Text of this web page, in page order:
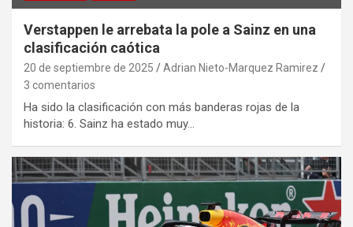
Verstappen le arrebata la pole a Sainz en una
clasificación caótica
20 de septiembre de 2025
Adrian Nieto-Marquez Ramirez
3 comentarios
Ha sido la clasificación con más banderas rojas de la
historia: 6. Sainz ha estado muy…